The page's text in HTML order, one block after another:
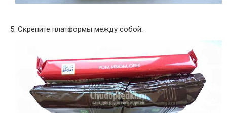
5. Скрепите платформы между собой.